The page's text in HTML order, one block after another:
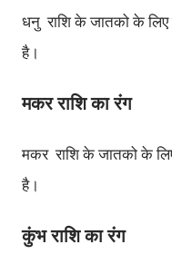
धनु राशिकेजातकोकेलिए
है।
मकरराशिका रंग
मकर राशिकेजातकोके
है।
कुंभराशिका रंग